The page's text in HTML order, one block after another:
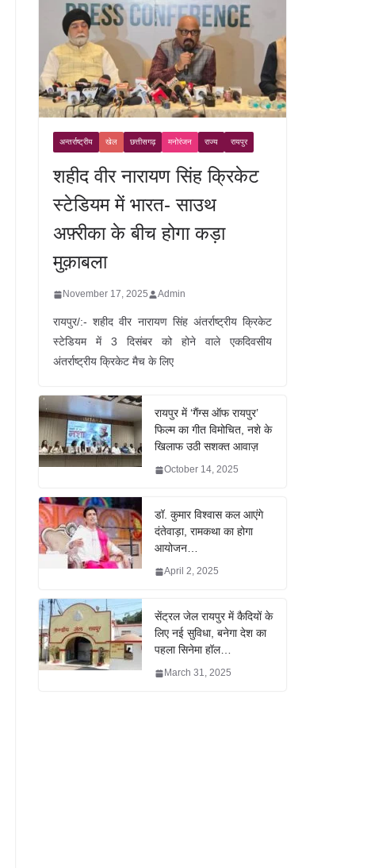
अन्तर्राष्ट्रीय खेल छत्तीसगढ़ मनोरंजन राज्य रायपुर
शहीद वीर नारायण सिंह क्रिकेट
स्टेडियम में भारत- साउथ
अफ़्रीका के बीच होगा कड़ा
मुक़ाबला
November 17, 2025 Admin
रायपुर/:- शहीद वीर नारायण सिंह अंतर्राष्ट्रीय क्रिकेट
स्टेडियम में 3 दिसंबर को होने वाले एकदिवसीय
अंतर्राष्ट्रीय क्रिकेट मैच के लिए
रायपुर में ‘गैंग्स ऑफ रायपुर’
फिल्म का गीत विमोचित, नशे के
खिलाफ उठी सशक्त आवाज़
October 14, 2025
डॉ. कुमार विश्वास कल आएंगे
दंतेवाड़ा, रामकथा का होगा
आयोजन…
April 2, 2025
सेंट्रल जेल रायपुर में कैदियों के
लिए नई सुविधा, बनेगा देश का
पहला सिनेमा हॉल…
March 31, 2025